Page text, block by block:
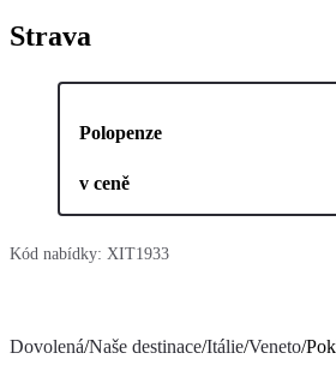
Strava
Polopenze
v ceně
Kód nabídky: XIT1933
Dovolená/Naše destinace/Itálie/Veneto/